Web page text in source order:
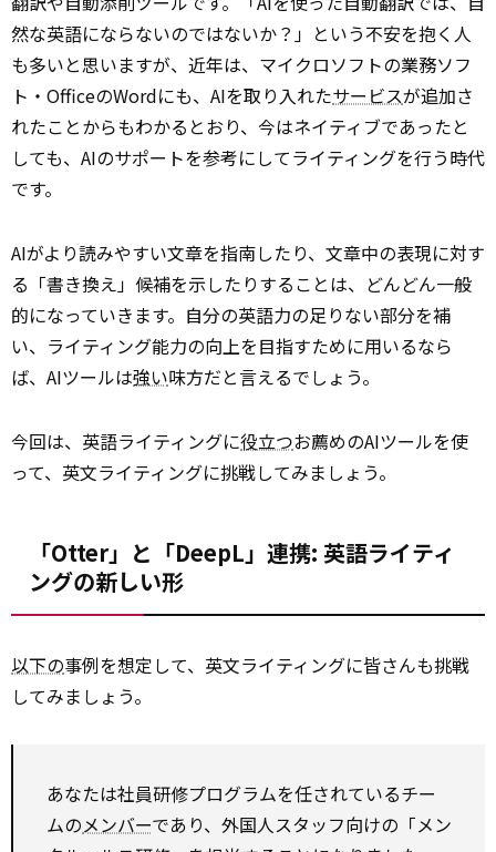
然な英語にならないのではないか？」という不安を抱く人
も多いと思いますが、近年は、マイクロソフトの業務ソフ
ト・OfficeのWordにも、AIを取り入れたサービスが追加さ
れたことからもわかるとおり、今はネイティブであったと
しても、AIのサポートを参考にしてライティングを行う時代
です。
AIがより読みやすい文章を指南したり、文章中の表現に対す
る「書き換え」候補を示したりすることは、どんどん一般
的になっていきます。自分の英語力の足りない部分を補
い、ライティング能力の向上を目指すために用いるなら
ば、AIツールは強い味方だと言えるでしょう。
今回は、英語ライティングに役立つお薦めのAIツールを使
って、英文ライティングに挑戦してみましょう。
「Otter」と「DeepL」連携: 英語ライティ
ングの新しい形
以下の事例を想定して、英文ライティングに皆さんも挑戦
してみましょう。
あなたは社員研修プログラムを任されているチー
ムのメンバーであり、外国人スタッフ向けの「メン